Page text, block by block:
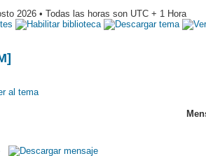
2026 • Todas las horas son UTC + 1 Hora